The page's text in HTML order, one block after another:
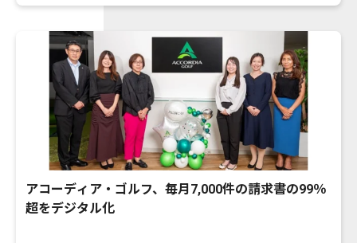
アコーディア・ゴルフ、毎月7,000件の請求書の99％
超をデジタル化